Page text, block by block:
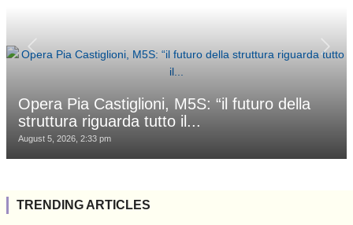
Opera Pia Castiglioni, M5S: “il futuro della
struttura riguarda tutto il...
August 5, 2026, 2:33 pm
TRENDING ARTICLES